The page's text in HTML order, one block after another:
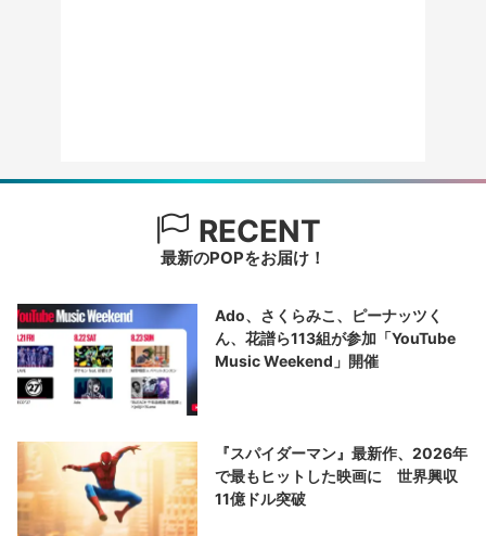
RECENT
最新のPOPをお届け！
Ado、さくらみこ、ピーナッツく
ん、花譜ら113組が参加「YouTube
Music Weekend」開催
『スパイダーマン』最新作、2026年
で最もヒットした映画に 世界興収
11億ドル突破